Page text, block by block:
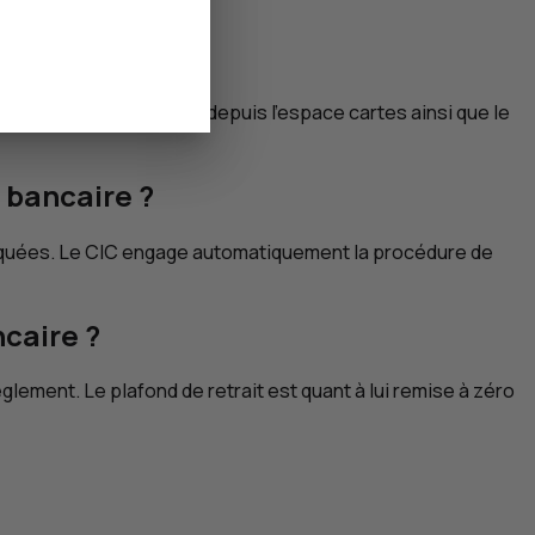
pouvez le consulter depuis l’espace cartes ainsi que le
?
LeCICengage automatiquement la procédure de
?
Le plafond de retrait est quant à lui remise à zéro